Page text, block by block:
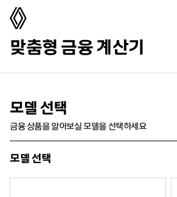
르노코리아
맞춤형 금융 계산기
모델 선택
금융 상품을 알아보실 모델을 선택하세요
모델 선택